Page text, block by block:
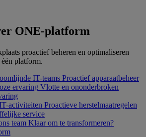
ONE-platform
proactief beheren en optimaliseren
platform.
IT-teams Proactief apparaatbeheer
ervaring Vlotte en ononderbroken
activiteiten Proactieve herstelmaatregelen
service
team Klaar om te transformeren?